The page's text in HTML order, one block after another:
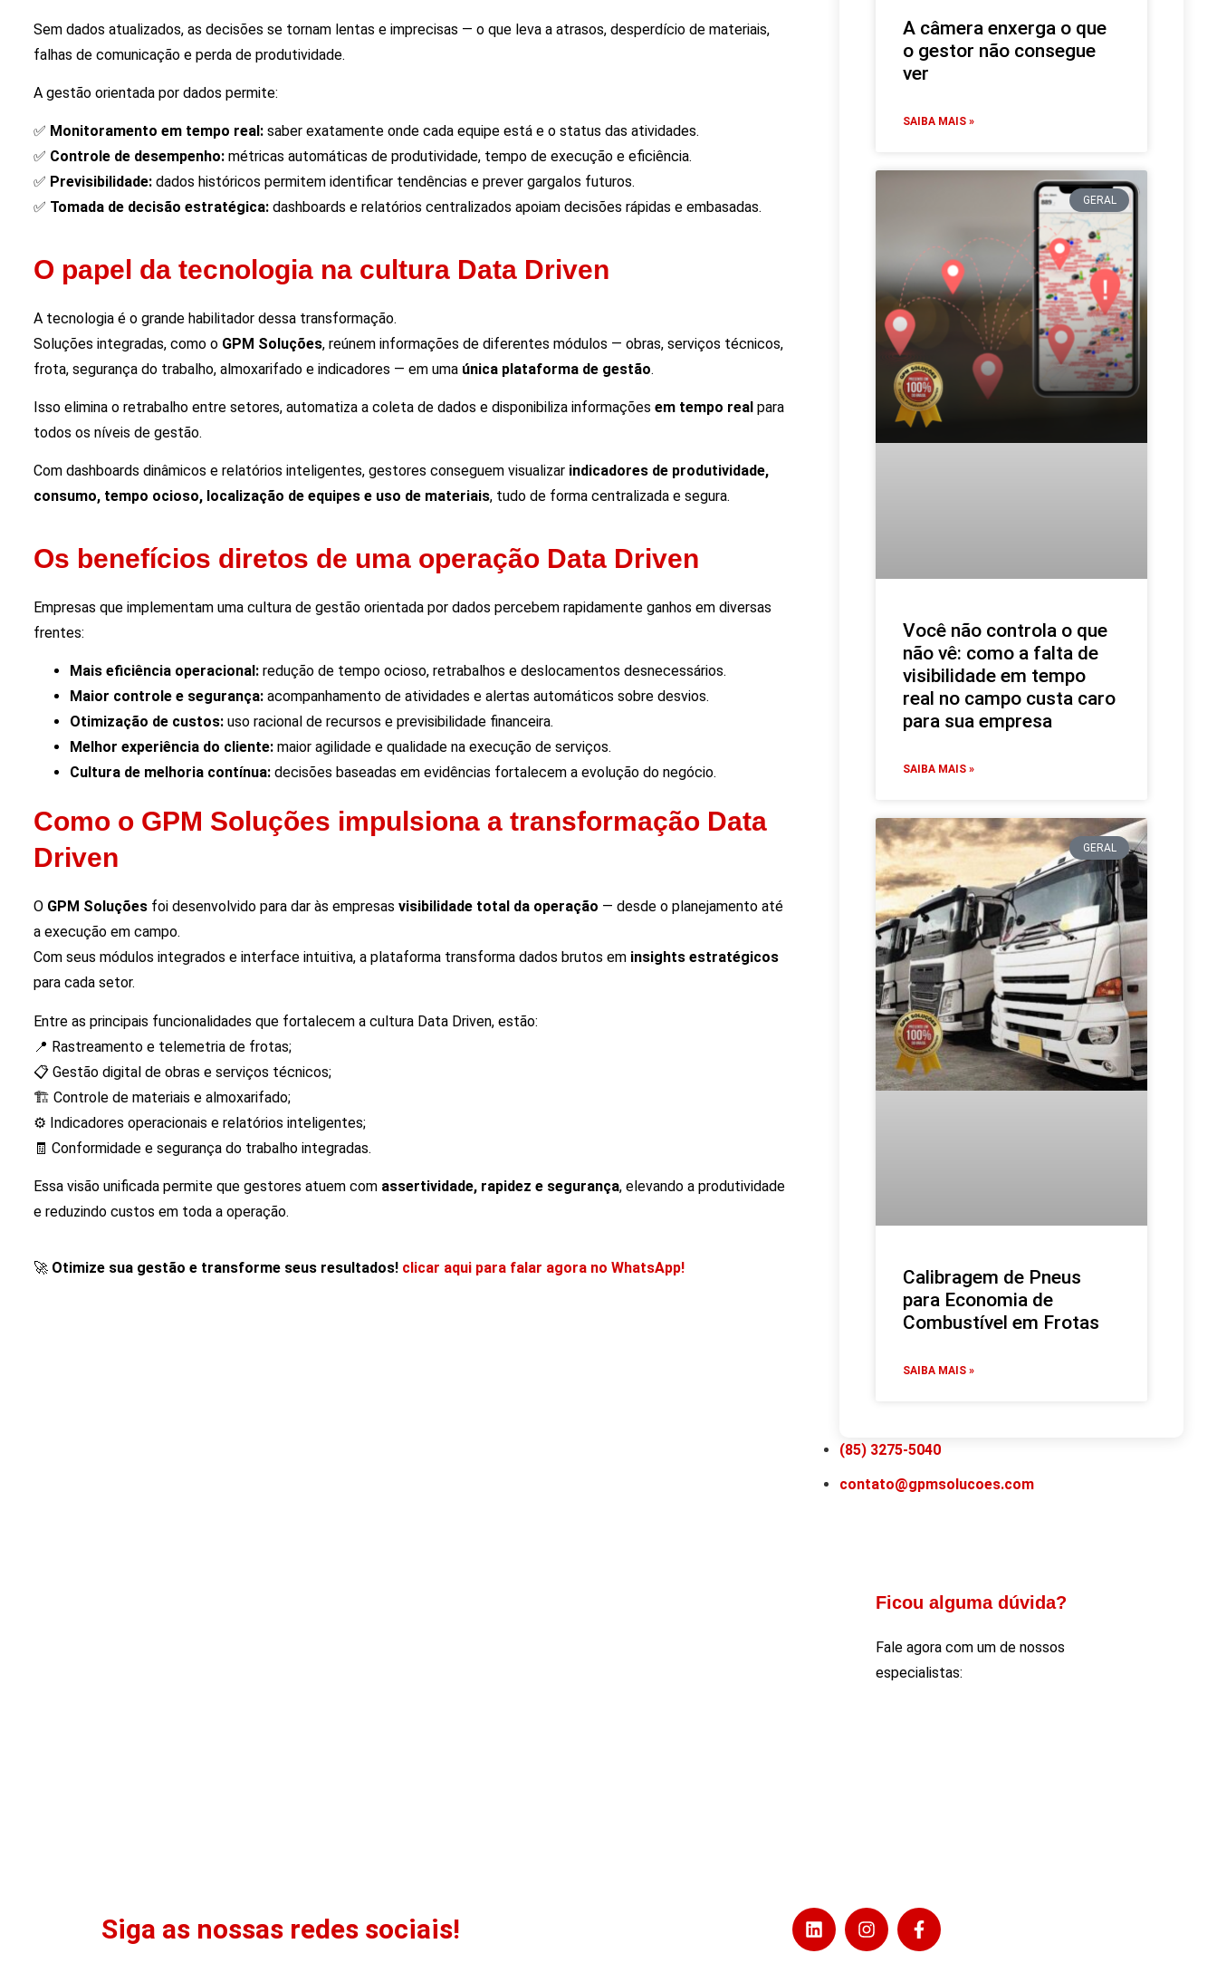
Sem dados atualizados, as decisões se tornam lentas e imprecisas — o que leva a atrasos, desperdício de materiais,
falhas de comunicação e perda de produtividade.
A gestão orientada por dados permite:
✅ Monitoramento em tempo real: saber exatamente onde cada equipe está e o status das atividades.
✅ Controle de desempenho: métricas automáticas de produtividade, tempo de execução e eficiência.
✅ Previsibilidade: dados históricos permitem identificar tendências e prever gargalos futuros.
✅ Tomada de decisão estratégica: dashboards e relatórios centralizados apoiam decisões rápidas e embasadas.
O papel da tecnologia na cultura Data Driven
A tecnologia é o grande habilitador dessa transformação.
Soluções integradas, como o GPM Soluções, reúnem informações de diferentes módulos — obras, serviços técnicos,
frota, segurança do trabalho, almoxarifado e indicadores — em uma única plataforma de gestão.
Isso elimina o retrabalho entre setores, automatiza a coleta de dados e disponibiliza informações em tempo real para
todos os níveis de gestão.
Com dashboards dinâmicos e relatórios inteligentes, gestores conseguem visualizar indicadores de produtividade,
consumo, tempo ocioso, localização de equipes e uso de materiais, tudo de forma centralizada e segura.
Os benefícios diretos de uma operação Data Driven
Empresas que implementam uma cultura de gestão orientada por dados percebem rapidamente ganhos em diversas
frentes:
Mais eficiência operacional: redução de tempo ocioso, retrabalhos e deslocamentos desnecessários.
Maior controle e segurança: acompanhamento de atividades e alertas automáticos sobre desvios.
Otimização de custos: uso racional de recursos e previsibilidade financeira.
Melhor experiência do cliente: maior agilidade e qualidade na execução de serviços.
Cultura de melhoria contínua: decisões baseadas em evidências fortalecem a evolução do negócio.
Como o GPM Soluções impulsiona a transformação Data
Driven
O GPM Soluções foi desenvolvido para dar às empresas visibilidade total da operação — desde o planejamento até
a execução em campo.
Com seus módulos integrados e interface intuitiva, a plataforma transforma dados brutos em insights estratégicos
para cada setor.
Entre as principais funcionalidades que fortalecem a cultura Data Driven, estão:
📍 Rastreamento e telemetria de frotas;
📋 Gestão digital de obras e serviços técnicos;
🏗️ Controle de materiais e almoxarifado;
⚙️ Indicadores operacionais e relatórios inteligentes;
🧾 Conformidade e segurança do trabalho integradas.
Essa visão unificada permite que gestores atuem com assertividade, rapidez e segurança, elevando a produtividade
e reduzindo custos em toda a operação.
🚀 Otimize sua gestão e transforme seus resultados! clicar aqui para falar agora no WhatsApp!
A câmera enxerga o que
o gestor não consegue
ver
SAIBA MAIS »
GERAL
Você não controla o que
não vê: como a falta de
visibilidade em tempo
real no campo custa caro
para sua empresa
SAIBA MAIS »
GERAL
Calibragem de Pneus
para Economia de
Combustível em Frotas
SAIBA MAIS »
(85) 3275-5040
contato@gpmsolucoes.com
Ficou alguma dúvida?
Fale agora com um de nossos
especialistas:
Siga as nossas redes sociais!